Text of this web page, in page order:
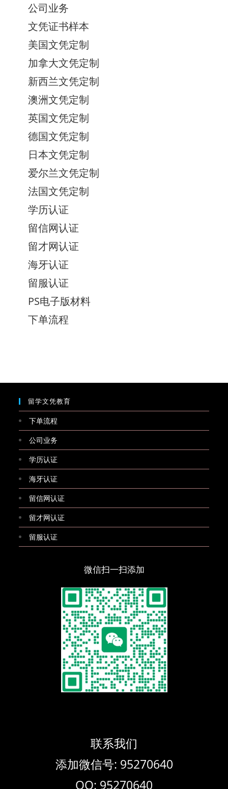
公司业务
文凭证书样本
美国文凭定制
加拿大文凭定制
新西兰文凭定制
澳洲文凭定制
英国文凭定制
德国文凭定制
日本文凭定制
爱尔兰文凭定制
法国文凭定制
学历认证
留信网认证
留才网认证
海牙认证
留服认证
PS电子版材料
下单流程
留学文凭教育
下单流程
公司业务
学历认证
海牙认证
留信网认证
留才网认证
留服认证
微信扫一扫添加
联系我们
添加微信号: 95270640
QQ: 95270640